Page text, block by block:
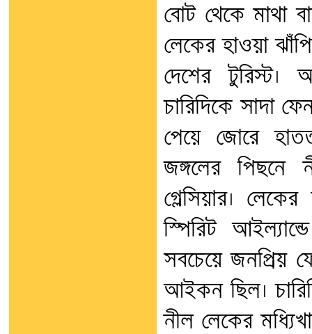
বোট থেকে মাথা
লেকের হাওয়া
দেশের টুরিস্ট।
চারিদিকে সাদা
পেয়ে জোরে
জঙ্গলের পিছনে
গ্লেসিয়ার।
স্পিরিট
সবচেয়ে জনপ্রিয়
আইকন ছিল।
নীল লেকের